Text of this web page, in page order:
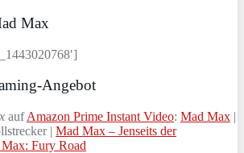
Max
Angebot
aufAmazon Prime Instant Video: Mad Max |
| Mad Max – Jenseits der
Fury Road